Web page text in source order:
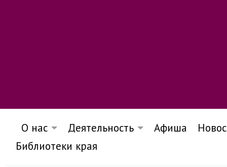
О нас Деятельность Афиша
Библиотеки края